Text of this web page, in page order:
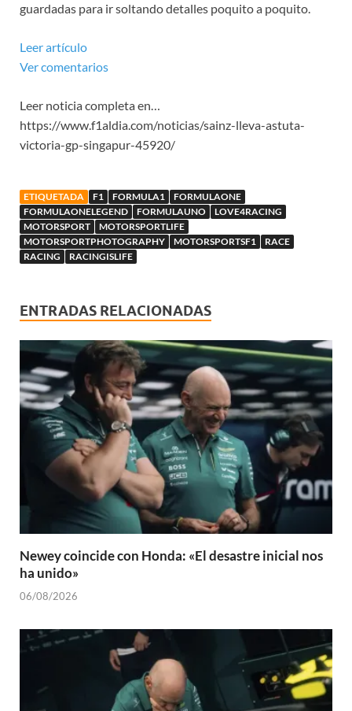
guardadas para ir soltando detalles poquito a poquito.
Leer artículo
Ver comentarios
Leer noticia completa en…
https://www.f1aldia.com/noticias/sainz-lleva-astuta-
victoria-gp-singapur-45920/
ETIQUETADA F1 FORMULA1
FORMULAONE
FORMULAONELEGEND
FORMULAUNO
LOVE4RACING
MOTORSPORT
MOTORSPORTLIFE
MOTORSPORTPHOTOGRAPHY
MOTORSPORTSF1
RACE
RACING
RACINGISLIFE
ENTRADAS RELACIONADAS
Newey coincide con Honda: «El desastre inicial nos
ha unido»
06/08/2026